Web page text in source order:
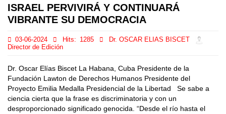
ISRAEL PERVIVIRÁ Y CONTINUARÁ
VIBRANTE SU DEMOCRACIA
03-06-2024 Hits: 1285
Dr. OSCAR ELIAS BISCET
Director de Edición
Dr. Oscar Elías Biscet La Habana, Cuba Presidente de la
Fundación Lawton de Derechos Humanos Presidente del
Proyecto Emilia Medalla Presidencial de la Libertad Se sabe a
ciencia cierta que la frase es discriminatoria y con un
desproporcionado significado genocida. “Desde el río hasta el